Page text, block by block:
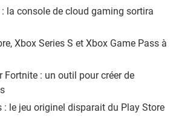
la console de cloud gaming sortira
Xbox Series S et Xbox Game Pass à
Fortnite : un outil pour créer de
: le jeu originel disparait du Play Store